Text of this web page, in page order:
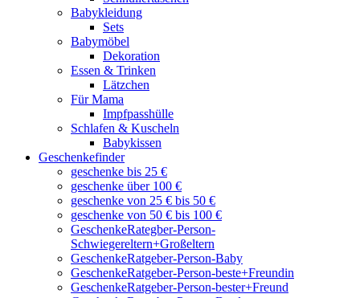
Babykleidung
Sets
Babymöbel
Dekoration
Essen & Trinken
Lätzchen
Für Mama
Impfpasshülle
Schlafen & Kuscheln
Babykissen
Geschenkefinder
geschenke bis 25 €
geschenke über 100 €
geschenke von 25 € bis 50 €
geschenke von 50 € bis 100 €
GeschenkeRategber-Person-
Schwiegereltern+Großeltern
GeschenkeRatgeber-Person-Baby
GeschenkeRatgeber-Person-beste+Freundin
GeschenkeRatgeber-Person-bester+Freund